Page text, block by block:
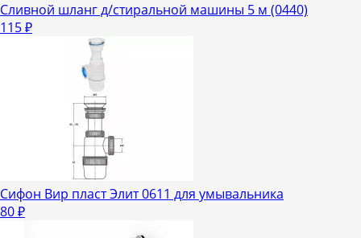
Сливной шланг д/стиральной машины 5 м (0440)
115₽
Сифон Вир пласт Элит 0611 для умывальника
80₽